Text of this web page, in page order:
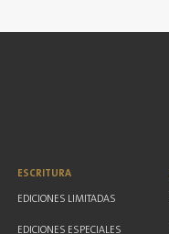
ESCRITURA
EDICIONES LIMITADAS
EDICIONES ESPECIALES